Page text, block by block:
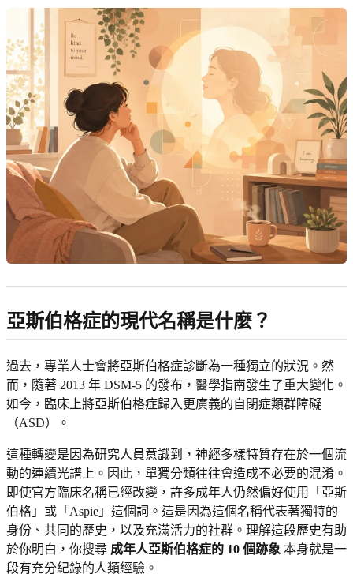
亞斯伯格症的現代名稱是什麼？
過去，專業人士會將亞斯伯格症診斷為一種獨立的狀況。然
而，隨著 2013 年 DSM-5 的發布，醫學指南發生了重大變化。
如今，臨床上將亞斯伯格症歸入更廣義的自閉症類群障礙
（ASD）。
這種轉變是因為研究人員意識到，神經多樣特質存在於一個流
動的連續光譜上。因此，單獨分類往往會造成不必要的混淆。
即使官方臨床名稱已經改變，許多成年人仍然偏好使用「亞斯
伯格」或「Aspie」這個詞。這是因為這個名稱代表著獨特的
身份、共同的歷史，以及充滿活力的社群。理解這段歷史有助
於你明白，你搜尋 成年人亞斯伯格症的 10 個跡象 本身就是一
段有充分紀錄的人類經驗。